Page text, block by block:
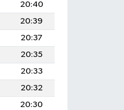
20:40
20:39
20:37
20:35
20:33
20:32
20:30